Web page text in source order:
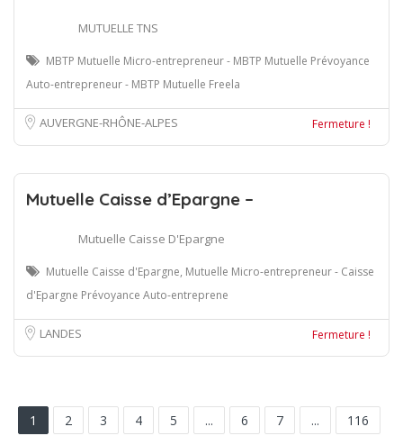
MUTUELLE TNS
MBTP Mutuelle Micro-entrepreneur - MBTP Mutuelle Prévoyance
Auto-entrepreneur - MBTP Mutuelle Freela
AUVERGNE-RHÔNE-ALPES Fermeture !
Mutuelle Caisse d’Epargne –
Mutuelle Caisse D'Epargne
Mutuelle Caisse d'Epargne, Mutuelle Micro-entrepreneur - Caisse
d'Epargne Prévoyance Auto-entreprene
LANDES Fermeture !
1 2 3 4 5 ... 6 7 ... 116